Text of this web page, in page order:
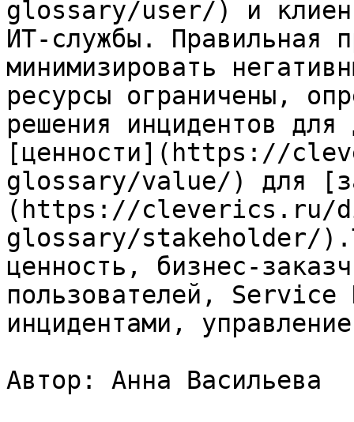
glossary/user/) и
ИТ-службы. Правильная
минимизировать
ресурсы ограничены,
решения инцидентов для
[ценности](https://
glossary/value/) для
(https://cleverics.ru/
glossary/stakeholder/
ценность, бизнес-
пользователей,
инцидентами,
Автор: Анна Васильева